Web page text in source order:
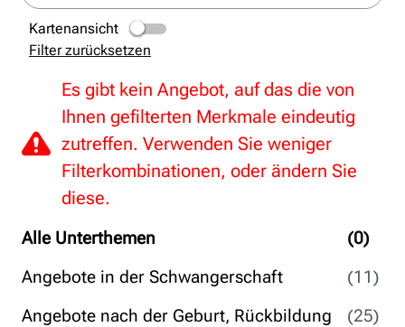
Alle Unterthemen
(0)
Angebote in der Schwangerschaft
(11)
Angebote nach der Geburt, Rückbildung
(25)
Kartenansicht
Filter zurücksetzen
Es gibt kein Angebot, auf das die von
Ihnen gefilterten Merkmale eindeutig
zutreffen. Verwenden Sie weniger
Filterkombinationen, oder ändern Sie
diese.